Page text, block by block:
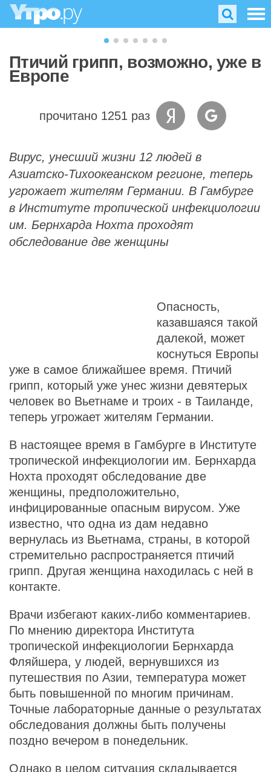
Птичий грипп, возможно, уже в
Европе
прочитано 1251 раз
Вирус, унесший жизни 12 людей в
Азиатско-Тихоокеанском регионе, теперь
угрожает жителям Германии. В Гамбурге
в Институте тропической инфекциологии
им. Бернхарда Нохта проходят
обследование две женщины
Опасность,
казавшаяся такой
далекой, может
коснуться Европы
уже в самое ближайшее время. Птичий
грипп, который уже унес жизни девятерых
человек во Вьетнаме и троих - в Таиланде,
теперь угрожает жителям Германии.
В настоящее время в Гамбурге в Институте
тропической инфекциологии им. Бернхарда
Нохта проходят обследование две
женщины, предположительно,
инфицированные опасным вирусом. Уже
известно, что одна из дам недавно
вернулась из Вьетнама, страны, в которой
стремительно распространяется птичий
грипп. Другая женщина находилась с ней в
контакте.
Врачи избегают каких-либо комментариев.
По мнению директора Института
тропической инфекциологии Бернхарда
Фляйшера, у людей, вернувшихся из
путешествия по Азии, температура может
быть повышенной по многим причинам.
Точные лабораторные данные о результатах
обследования должны быть получены
поздно вечером в понедельник.
Однако в целом ситуация складывается